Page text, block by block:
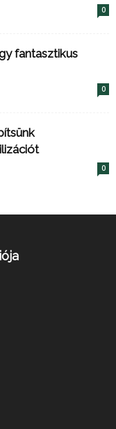
0
fantasztikus
0
0